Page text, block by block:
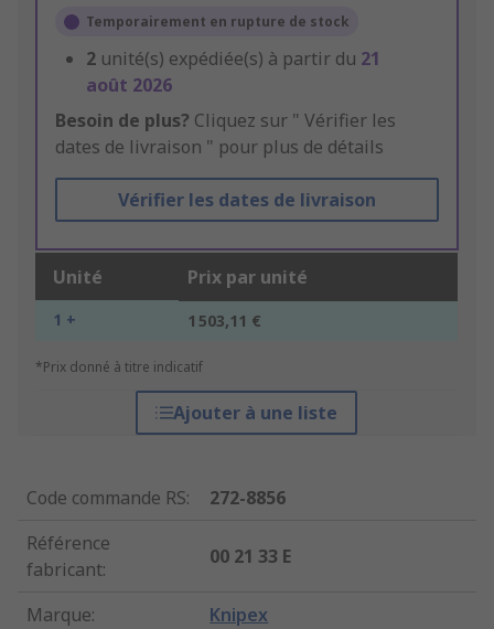
Temporairement en rupture de stock
2 unité(s) expédiée(s) à partir du 21
août 2026
Besoin de plus? Cliquez sur " Vérifier les
dates de livraison " pour plus de détails
Vérifier les dates de livraison
Unité Prix par unité
1 + 1 503,11 €
*Prix donné à titre indicatif
Ajouter à une liste
Code commande RS:
272-8856
Référence
fabricant:
00 21 33 E
Marque: Knipex